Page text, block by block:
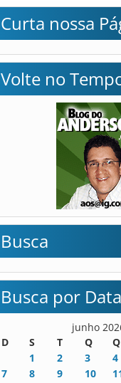
Curta nossa
Volte no
Busca
Busca por Data
junho
D
S T Q Q
1
2 3 4
7
8 9 10